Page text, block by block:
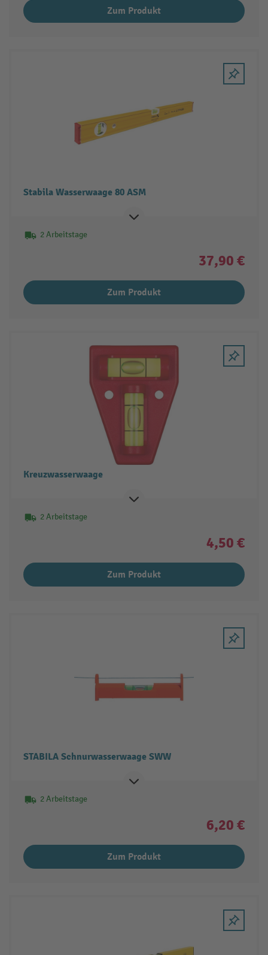
Zum Produkt
Stabila Wasserwaage 80 ASM
2 Arbeitstage
37,90 €
Zum Produkt
Kreuzwasserwaage
2 Arbeitstage
4,50 €
Zum Produkt
STABILA Schnurwasserwaage SWW
2 Arbeitstage
6,20 €
Zum Produkt